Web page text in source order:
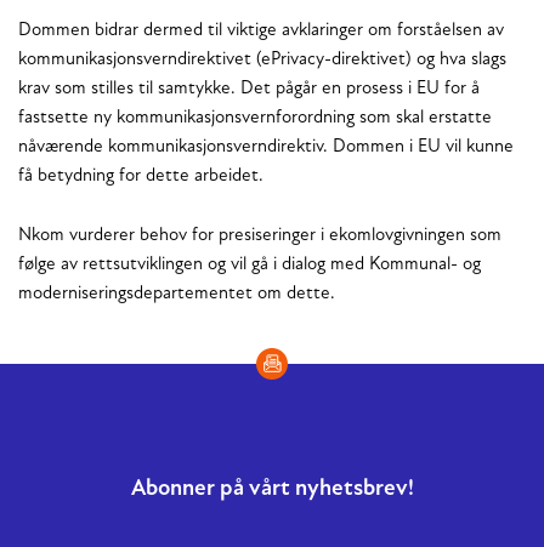
Dommen bidrar dermed til viktige avklaringer om forståelsen av
kommunikasjonsverndirektivet (ePrivacy-direktivet) og hva slags
krav som stilles til samtykke. Det pågår en prosess i EU for å
fastsette ny kommunikasjonsvernforordning som skal erstatte
nåværende kommunikasjonsverndirektiv. Dommen i EU vil kunne
få betydning for dette arbeidet.
Nkom vurderer behov for presiseringer i ekomlovgivningen som
følge av rettsutviklingen og vil gå i dialog med Kommunal- og
moderniseringsdepartementet om dette.
Abonner på vårt nyhetsbrev!